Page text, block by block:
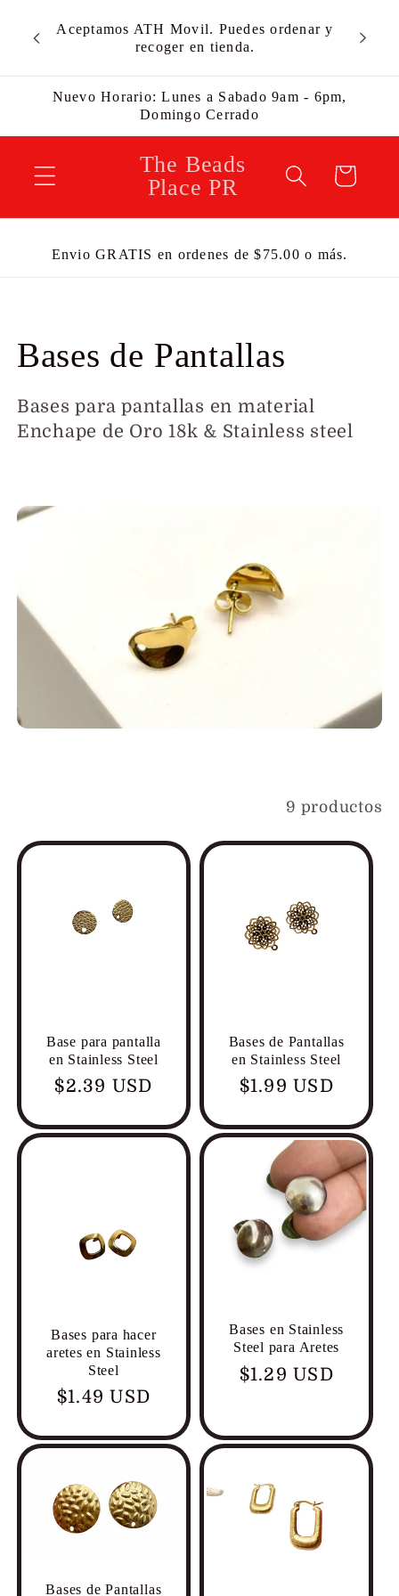
directamente
al contenido
Aceptamos ATH Movil. Puedes ordenar y
recoger en tienda.
Nuevo Horario: Lunes a Sabado 9am - 6pm,
Domingo Cerrado
The Beads
Place PR
Carrito
Envio GRATIS en ordenes de $75.00 o más.
C
o
l
c
i
n
Bases de Pantallas
Bases para pantallas en material
Enchape de Oro 18k & Stainless steel
9 productos
Base para pantalla
en Stainless Steel
Precio
$2.39 USD
Bases de Pantallas
en Stainless Steel
Precio
$1.99 USD
Bases para hacer
aretes en Stainless
Steel
Precio
$1.49 USD
Bases en Stainless
Steel para Aretes
Precio
$1.29 USD
Bases de Pantallas